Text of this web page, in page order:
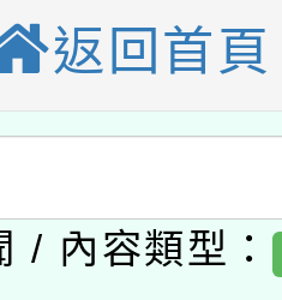
眾」措施，
單位及節水達
航」
園藝術巡演
國民及學前
範大學辦理
促進學校輔導
育研究院中
教育政策研討
部國民及學前
返回首頁
/ 內容類型：